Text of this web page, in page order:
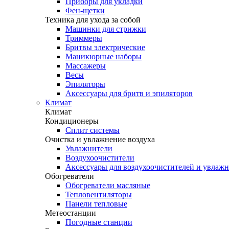
Фен-щетки
Техника для ухода за собой
Машинки для стрижки
Триммеры
Бритвы электрические
Маникюрные наборы
Массажеры
Весы
Эпиляторы
Аксессуары для бритв и эпиляторов
Климат
Климат
Кондиционеры
Сплит системы
Очистка и увлажнение воздуха
Увлажнители
Воздухоочистители
Аксессуары для воздухоочистителей и
Обогреватели
Обогреватели масляные
Тепловентиляторы
Панели тепловые
Метеостанции
Погодные станции